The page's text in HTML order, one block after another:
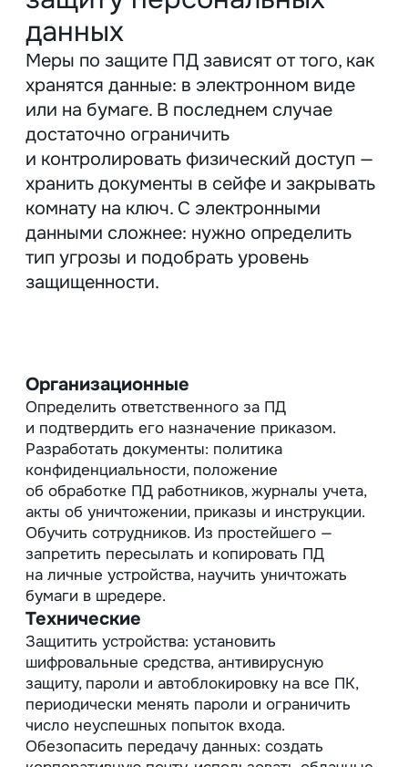
Для покупателей началом обработки
будет дата подписания договора или
заявки, окончанием — истечение срока
хранения основных данных (паспорт
и ИНН хранятся 10 лет) и иных данных
(хранятся от 3 до 5 лет).
Согласие на обработку ПД нельзя
включать в договор ДДУ. Оно
оформляется отдельным
документом, например, с целью
рекламных рассылок. Срок
указывается там же — отдельно
в согласии.
Для работников началом обработки
будет дата заполнения анкеты
Если работник подписывал
соглашение
о конфиденциальности, его ПД
могут храниться 3−5 лет после
увольнения.
Биометрические данные
(например, отпечатки для входа)
удаляются из баз сразу после
увольнения. С 30 мая 2025 года
штраф за нарушение порядка
обработки биометрии до 1 млн
рублей, а за утечку — до 20 млн
рублей.
Для посетителей офисов
и строительных объектов
началом
обработки будет дата подписания
согласия и / или первый вход
на территории по биометрии,
окончанием — достижение цели, срок
в согласии или самостоятельный отзыв